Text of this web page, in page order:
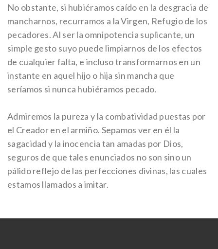
No obstante, si hubiéramos caído en la desgracia de
mancharnos, recurramos a la Virgen, Refugio de los
pecadores. Al ser la omnipotencia suplicante, un
simple gesto suyo puede limpiarnos de los efectos
de cualquier falta, e incluso transformarnos en un
instante en aquel hijo o hija sin mancha que
seríamos si nunca hubiéramos pecado.
Admiremos la pureza y la combatividad puestas por
el Creador en el armiño. Sepamos ver en él la
sagacidad y la inocencia tan amadas por Dios,
seguros de que tales enunciados no son sino un
pálido reflejo de las perfecciones divinas, las cuales
estamos llamados a imitar.